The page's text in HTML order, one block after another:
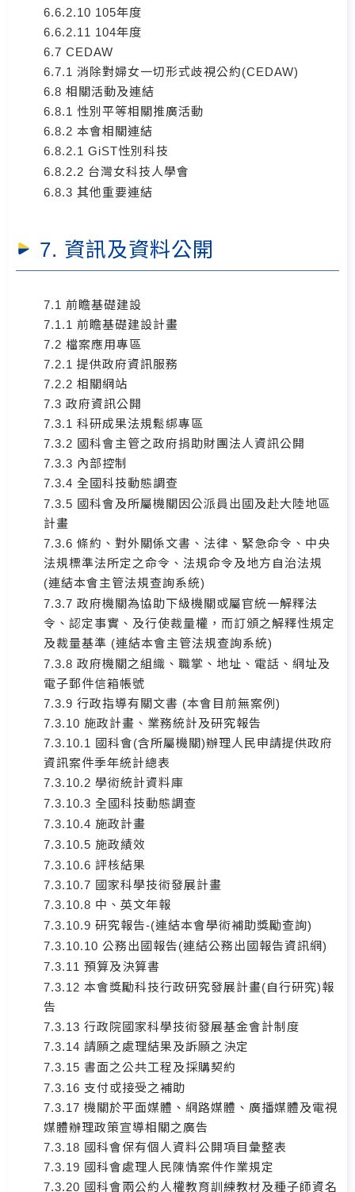
6.6.2.10 105年度
6.6.2.11 104年度
6.7 CEDAW
6.7.1 消除對婦女一切形式歧視公約(CEDAW)
6.8 相關活動及連結
6.8.1 性別平等相關推廣活動
6.8.2 本會相關連結
6.8.2.1 GiST性別科技
6.8.2.2 台灣女科技人學會
6.8.3 其他重要連結
7. 資訊及資料公開
7.1 前瞻基礎建設
7.1.1 前瞻基礎建設計畫
7.2 檔案應用專區
7.2.1 提供政府資訊服務
7.2.2 相關網站
7.3 政府資訊公開
7.3.1 科研成果法規鬆綁專區
7.3.2 國科會主管之政府捐助財團法人資訊公開
7.3.3 內部控制
7.3.4 全國科技動態調查
7.3.5 國科會及所屬機關因公派員出國及赴大陸地區
計畫
7.3.6 條約、對外關係文書、法律、緊急命令、中央
法規標準法所定之命令、法規命令及地方自治法規
(連結本會主管法規查詢系統)
7.3.7 政府機關為協助下級機關或屬官統一解釋法
令、認定事實、及行使裁量權，而訂頒之解釋性規定
及裁量基準 (連結本會主管法規查詢系統)
7.3.8 政府機關之組織、職掌、地址、電話、網址及
電子郵件信箱帳號
7.3.9 行政指導有關文書 (本會目前無案例)
7.3.10 施政計畫、業務統計及研究報告
7.3.10.1 國科會(含所屬機關)辦理人民申請提供政府
資訊案件季年統計總表
7.3.10.2 學術統計資料庫
7.3.10.3 全國科技動態調查
7.3.10.4 施政計畫
7.3.10.5 施政績效
7.3.10.6 評核結果
7.3.10.7 國家科學技術發展計畫
7.3.10.8 中、英文年報
7.3.10.9 研究報告-(連結本會學術補助獎勵查詢)
7.3.10.10 公務出國報告(連結公務出國報告資訊網)
7.3.11 預算及決算書
7.3.12 本會獎勵科技行政研究發展計畫(自行研究)報
告
7.3.13 行政院國家科學技術發展基金會計制度
7.3.14 請願之處理結果及訴願之決定
7.3.15 書面之公共工程及採購契約
7.3.16 支付或接受之補助
7.3.17 機關於平面媒體、網路媒體、廣播媒體及電視
媒體辦理政策宣導相關之廣告
7.3.18 國科會保有個人資料公開項目彙整表
7.3.19 國科會處理人民陳情案件作業規定
7.3.20 國科會兩公約人權教育訓練教材及種子師資名